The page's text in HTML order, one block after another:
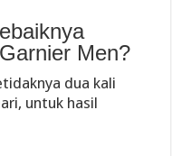
Men?
dua kali
untuk hasil